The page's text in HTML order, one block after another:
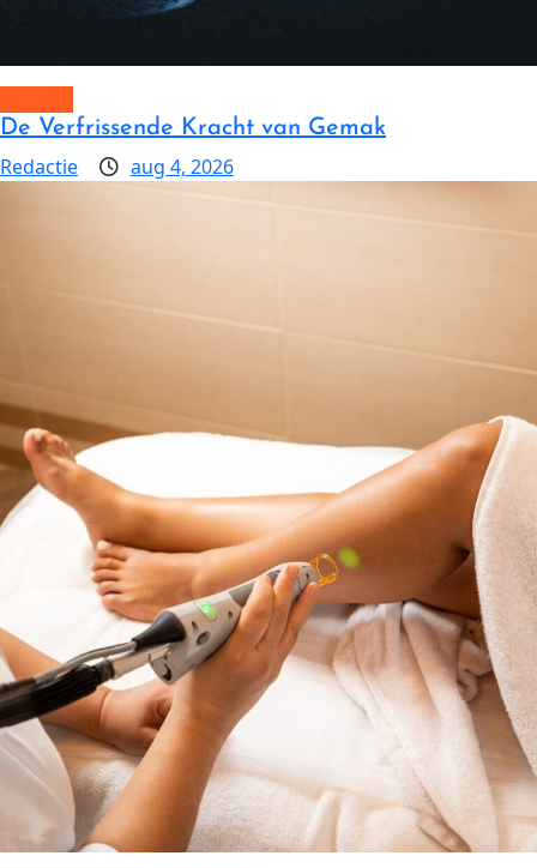
De Verfrissende Kracht van Gemak
Redactie aug 4, 2026